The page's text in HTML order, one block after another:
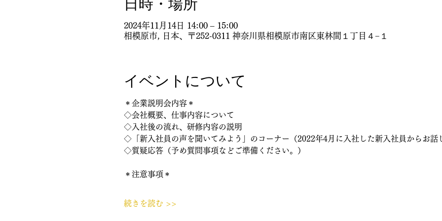
2024年11月14日 14:00 – 15:00
相模原市, 日本、〒252-0311 神奈川県相模原市南区東林間１丁目４−１
イベントについて
＊企業説明会内容＊
◇会社概要、仕事内容について
◇入社後の流れ、研修内容の説明
◇「新入社員の声を聞いてみよう」のコーナー（2022年4月に入社した新入社員からお話
◇質疑応答（予め質問事項などご準備ください。）
＊注意事項＊
続きを読む >>